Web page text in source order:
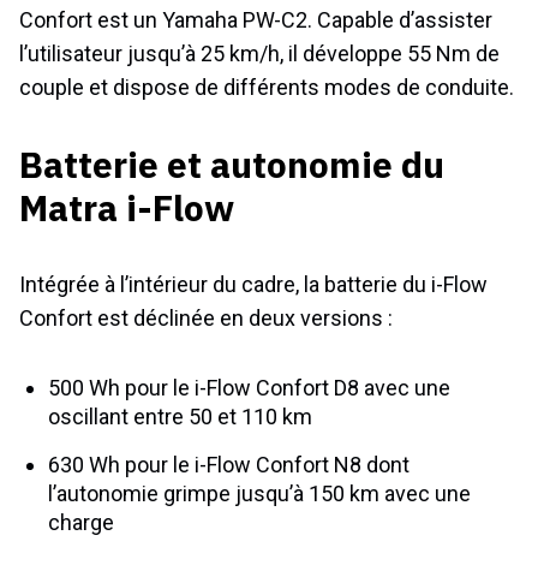
Confort est un Yamaha PW-C2. Capable d’assister
l’utilisateur jusqu’à 25 km/h, il développe 55 Nm de
couple et dispose de différents modes de conduite.
Batterie et autonomie du
Matra i-Flow
Intégrée à l’intérieur du cadre, la batterie du i-Flow
Confort est déclinée en deux versions :
500 Wh pour le i-Flow Confort D8 avec une
oscillant entre 50 et 110 km
630 Wh pour le i-Flow Confort N8 dont
l’autonomie grimpe jusqu’à 150 km avec une
charge